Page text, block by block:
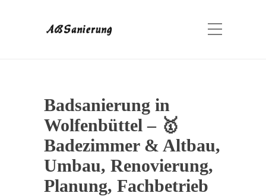
Badsanierung in
Wolfenbüttel – 🥇
Badezimmer & Altbau,
Umbau, Renovierung,
Planung, Fachbetrieb